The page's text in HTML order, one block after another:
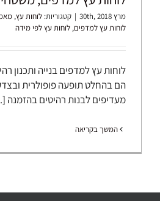
מרץ 30th, 2018 | קטגוריות: לוחות עץ,
לוחות עץ למדפים, לוחות עץ לפי מידה
לוחות עץ למדפים בנייה ותכנון
הם בהחלט תופעה פופולרית
מעדיפים לבנות רהיטים בהזמנה
המשך בקריאה